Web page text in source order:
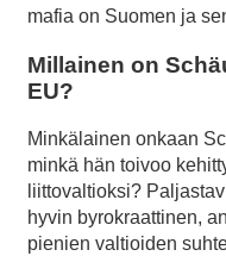
mafia on Suomen ja
Millainen on
EU?
Minkälainen onkaan
minkä hän toivoo
liittovaltioksi?
hyvin byrokraattinen,
pienien valtioiden